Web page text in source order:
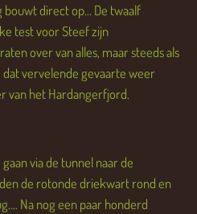
bouwt direct op... De twaalf
test voor Steef zijn
over van alles, maar steeds als
dat vervelende gevaarte weer
van het Hardangerfjord.
via de tunnel naar de
de rotonde driekwart rond en
Na nog een paar honderd